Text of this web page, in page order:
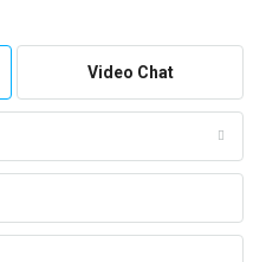
Video Chat